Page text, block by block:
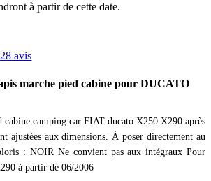
à partir de cette date.
avis
marche pied cabine pour DUCATO
cabine camping car FIAT ducato X250 X290 après
ajustées aux dimensions. À poser directement au
: NOIR Ne convient pas aux intégraux Pour
à partir de 06/2006